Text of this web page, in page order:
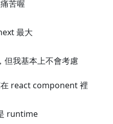
苦喔
最大
我基本上不會考慮
react component 裡
runtime